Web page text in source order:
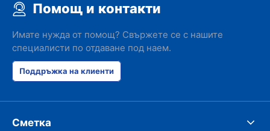
Помощ и контакти
Имате нужда от помощ? Свържете се с нашите
специалисти по отдаване под наем.
Поддръжка на клиенти
Сметка